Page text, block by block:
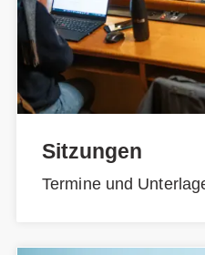
Sitzungen
Termine und